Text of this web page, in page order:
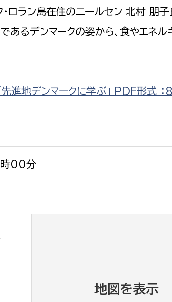
市民活動・地域づくり
行政経営
消防
者部 経済部
農政課
者
ロラン島在住のニールセン 北村 朋
あるデンマークの姿から、食やエネル
進地デンマークに学ぶ」 PDF形式
時00分
地図を表示